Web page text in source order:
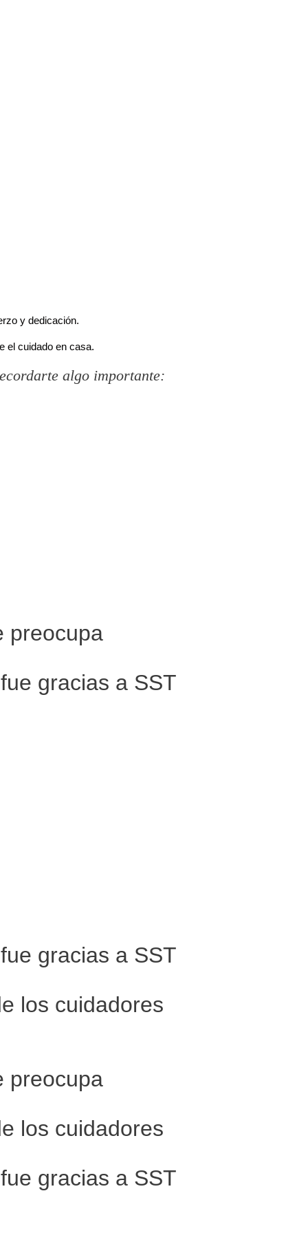
y dedicación.
el cuidado en casa.
algo importante:
preocupa
gracias a SST
gracias a SST
los cuidadores
preocupa
los cuidadores
gracias a SST